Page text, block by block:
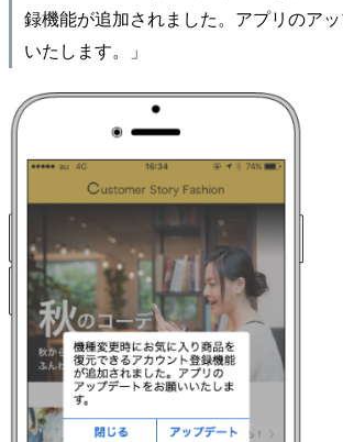
録機能が追加されました。アプリのア
いたします。」